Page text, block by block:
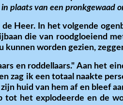
plaats van een pronkgewaad
Heer. In het volgende
die van roodgloeiend
kunnen worden gezien,
en roddellaars." Aan het
zag ik een totaal naakte
huid van hem af en bleef
tot het explodeerde en de